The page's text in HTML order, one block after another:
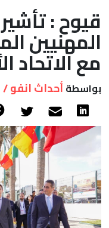
قيوح :
المهنيين
مع الاتحاد
بواسطةأحداث انفو